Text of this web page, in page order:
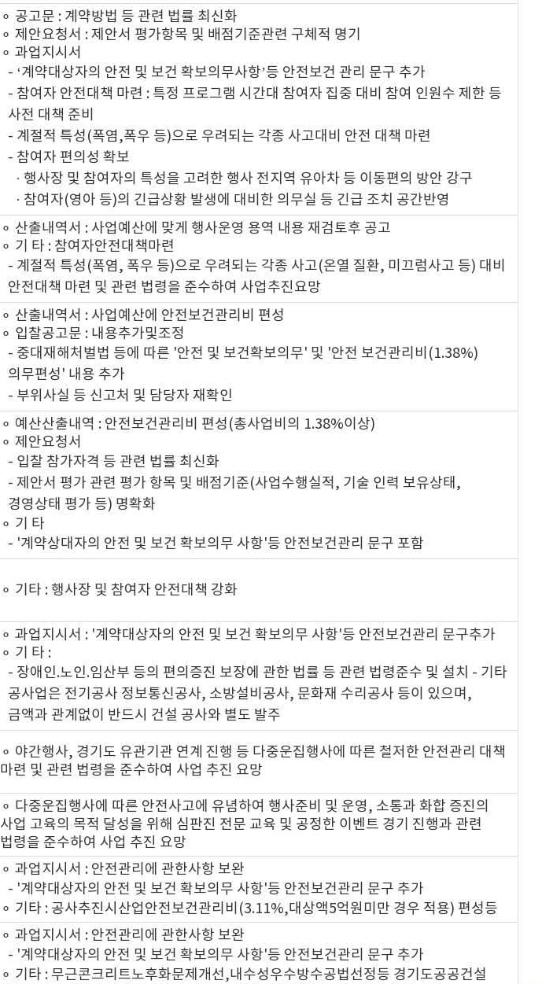
⚬ 공고문 : 계약방법 등 관련 법률 최신화
⚬ 제안요청서 : 제안서 평가항목 및 배점기준관련 구체적 명기
⚬ 과업지시서
- ‘계약대상자의 안전 및 보건 확보의무사항’등 안전보건 관리 문구 추가
- 참여자 안전대책 마련 : 특정 프로그램 시간대 참여자 집중 대비 참여 인원수 제한 등
사전 대책 준비
- 계절적 특성(폭염,폭우 등)으로 우려되는 각종 사고대비 안전 대책 마련
- 참여자 편의성 확보
· 행사장 및 참여자의 특성을 고려한 행사 전지역 유아차 등 이동편의 방안 강구
· 참여자(영아 등)의 긴급상황 발생에 대비한 의무실 등 긴급 조치 공간반영
⚬ 산출내역서 : 사업예산에 맞게 행사운영 용역 내용 재검토후 공고
⚬ 기 타 : 참여자안전대책마련
- 계절적 특성(폭염, 폭우 등)으로 우려되는 각종 사고(온열 질환, 미끄럼사고 등) 대비
안전대책 마련 및 관련 법령을 준수하여 사업추진요망
⚬ 산출내역서 : 사업예산에 안전보건관리비 편성
⚬ 입찰공고문 : 내용추가및조정
- 중대재해처벌법 등에 따른 '안전 및 보건확보의무' 및 '안전 보건관리비(1.38%)
의무편성' 내용 추가
- 부위사실 등 신고처 및 담당자 재확인
⚬ 예산산출내역 : 안전보건관리비 편성(총사업비의 1.38%이상)
⚬ 제안요청서
- 입찰 참가자격 등 관련 법률 최신화
- 제안서 평가 관련 평가 항목 및 배점기준(사업수행실적, 기술 인력 보유상태,
경영상태 평가 등) 명확화
⚬ 기 타
- '계약상대자의 안전 및 보건 확보의무 사항'등 안전보건관리 문구 포함
⚬ 기타 : 행사장 및 참여자 안전대책 강화
⚬ 과업지시서 : '계약대상자의 안전 및 보건 확보의무 사항'등 안전보건관리 문구추가
⚬ 기 타 :
- 장애인.노인.임산부 등의 편의증진 보장에 관한 법률 등 관련 법령준수 및 설치 - 기타
공사업은 전기공사 정보통신공사, 소방설비공사, 문화재 수리공사 등이 있으며,
금액과 관계없이 반드시 건설 공사와 별도 발주
⚬ 야간행사, 경기도 유관기관 연계 진행 등 다중운집행사에 따른 철저한 안전관리 대책
마련 및 관련 법령을 준수하여 사업 추진 요망
⚬ 다중운집행사에 따른 안전사고에 유념하여 행사준비 및 운영, 소통과 화합 증진의
사업 고육의 목적 달성을 위해 심판진 전문 교육 및 공정한 이벤트 경기 진행과 관련
법령을 준수하여 사업 추진 요망
⚬ 과업지시서 : 안전관리에 관한사항 보완
- '계약대상자의 안전 및 보건 확보의무 사항'등 안전보건관리 문구 추가
⚬ 기타 : 공사추진시산업안전보건관리비(3.11%,대상액5억원미만 경우 적용) 편성등
⚬ 과업지시서 : 안전관리에 관한사항 보완
- '계약대상자의 안전 및 보건 확보의무 사항'등 안전보건관리 문구 추가
⚬ 기타 : 무근콘크리트노후화문제개선,내수성우수방수공법선정등 경기도공공건설